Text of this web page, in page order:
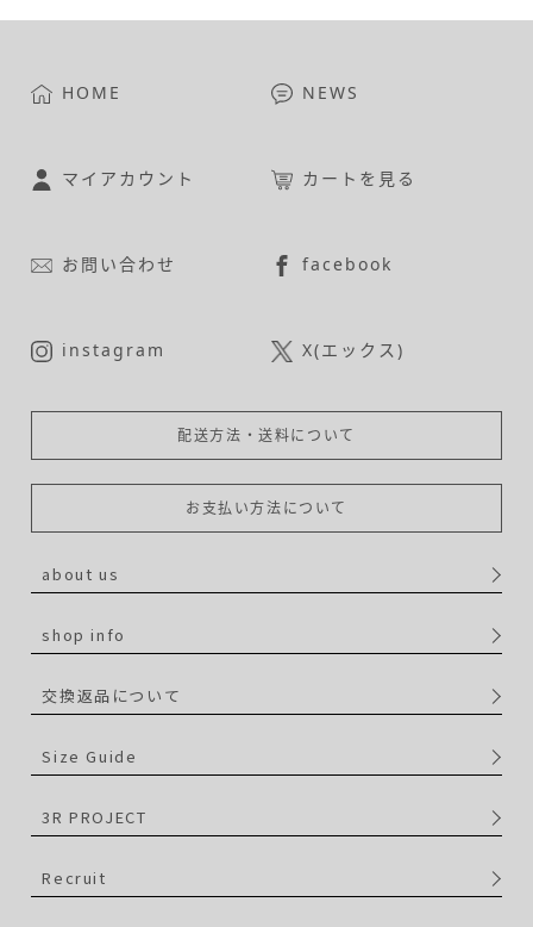
HOME NEWS
マイアカウント カートを見る
お問い合わせ facebook
instagram X(エックス)
配送方法・送料について
お支払い方法について
about us
shop info
交換返品について
Size Guide
3R PROJECT
Recruit